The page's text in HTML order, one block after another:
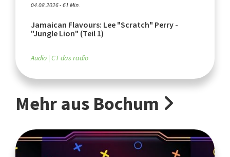
04.08.2026 - 61 Min.
Jamaican Flavours: Lee "Scratch" Perry -
"Jungle Lion" (Teil 1)
Audio CT das radio
Mehr aus Bochum